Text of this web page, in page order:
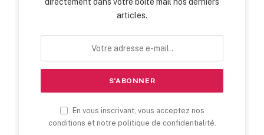
articles.
En vous inscrivant, vous acceptez nos
conditions et notre politique de confidentialité.